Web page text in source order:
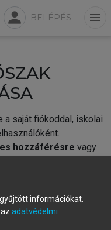
person BELÉPÉS menu
a saját fiókoddal, iskolai
hozzáférésre vagy
új fiókot.
automatikusan
információkat.
adatvédelmi